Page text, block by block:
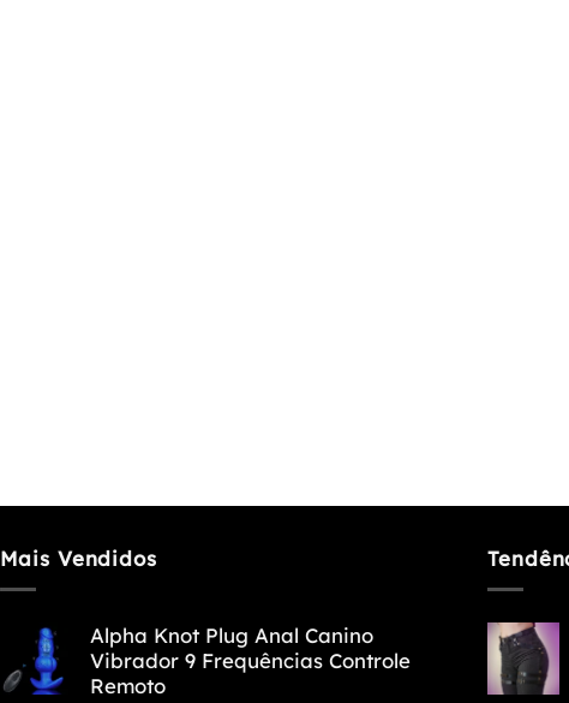
Mais Vendidos
Alpha Knot Plug Anal Canino
Vibrador 9 Frequências Controle
Remoto